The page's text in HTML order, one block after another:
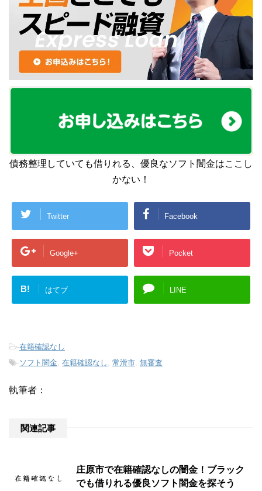
債務整理していても借りれる、優良なソフト闇金はここし
かない！
Twitter Facebook
Google+ Pocket
B! はてブ LINE
-在籍確認なし
-ソフト闇金, 在籍確認なし , 常滑市, 無審査
執筆者：
関連記事
庄原市で在籍確認なしの闇金！ブラック
でも借りれる優良ソフト闇金を探そう